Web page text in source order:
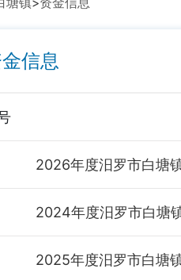
塘镇>资金信息
信息
2026年度汨罗市白塘
2024年度汨罗市白塘
2025年度汨罗市白塘